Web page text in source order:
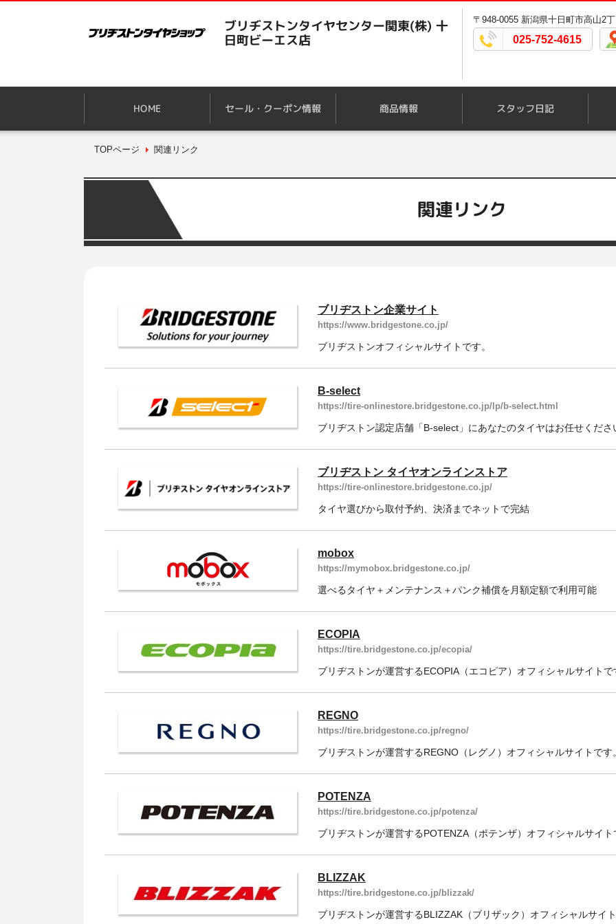
ブリヂストンタイヤセンター関東(株) 十
日町ビーエス店
〒948-0055 新潟県十日町市高山2
025-752-4615
HOME セール・クーポン情報 商品情報 スタッフ日記
TOPページ 関連リンク
関連リンク
ブリヂストン企業サイト
https://www.bridgestone.co.jp/
ブリヂストンオフィシャルサイトです。
B-select
https://tire-onlinestore.bridgestone.co.jp/lp/b-select.html
ブリヂストン認定店舗「B-select」にあなたのタイヤはお任せくださ
ブリヂストン タイヤオンラインストア
https://tire-onlinestore.bridgestone.co.jp/
タイヤ選びから取付予約、決済までネットで完結
mobox
https://mymobox.bridgestone.co.jp/
選べるタイヤ＋メンテナンス＋パンク補償を月額定額で利用可能
ECOPIA
https://tire.bridgestone.co.jp/ecopia/
ブリヂストンが運営するECOPIA（エコピア）オフィシャルサイトで
REGNO
https://tire.bridgestone.co.jp/regno/
ブリヂストンが運営するREGNO（レグノ）オフィシャルサイトです
POTENZA
https://tire.bridgestone.co.jp/potenza/
ブリヂストンが運営するPOTENZA（ポテンザ）オフィシャルサイト
BLIZZAK
https://tire.bridgestone.co.jp/blizzak/
ブリヂストンが運営するBLIZZAK（ブリザック）オフィシャルサイ